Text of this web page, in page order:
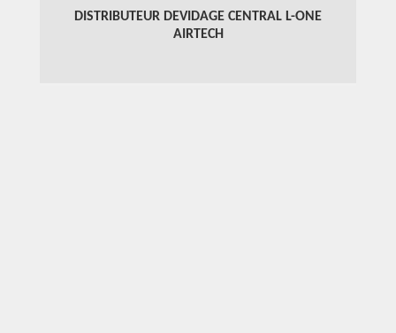
DISTRIBUTEUR DEVIDAGE CENTRAL L-ONE
AIRTECH